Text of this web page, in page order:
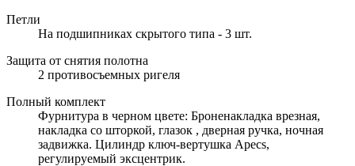
Петли
На подшипниках скрытого типа - 3 шт.
Защита от снятия полотна
2 противосъемных ригеля
Полный комплект
Фурнитура в черном цвете: Броненакладка врезная,
накладка со шторкой, глазок , дверная ручка, ночная
задвижка. Цилиндр ключ-вертушка Apecs,
регулируемый эксцентрик.